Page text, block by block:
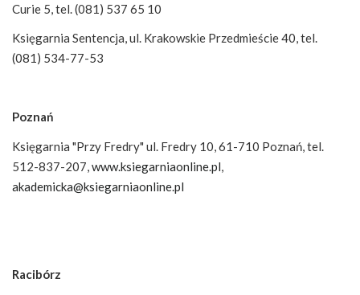
Curie 5, tel. (081) 537 65 10
Księgarnia Sentencja, ul. Krakowskie Przedmieście 40, tel.
(081) 534-77-53
Poznań
Księgarnia "Przy Fredry" ul. Fredry 10, 61-710 Poznań, tel.
512-837-207, www.ksiegarniaonline.pl
akademicka@ksiegarniaonline.pl
Racibórz